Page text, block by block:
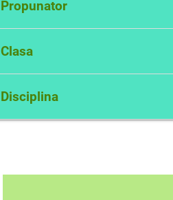
Propunator
Elena Adochiței
Clasa
a III-a
Disciplina